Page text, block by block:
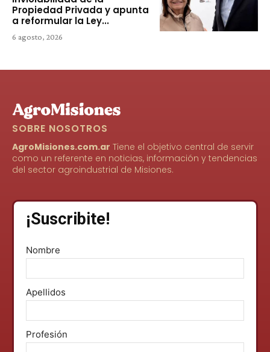
Propiedad Privada y apunta
a reformular la Ley...
6 agosto, 2026
SOBRE NOSOTROS
AgroMisiones.com.ar Tiene el objetivo central de servir
como un referente en noticias, información y tendencias
del sector agroindustrial de Misiones.
¡Suscribite!
Nombre
Apellidos
Profesión